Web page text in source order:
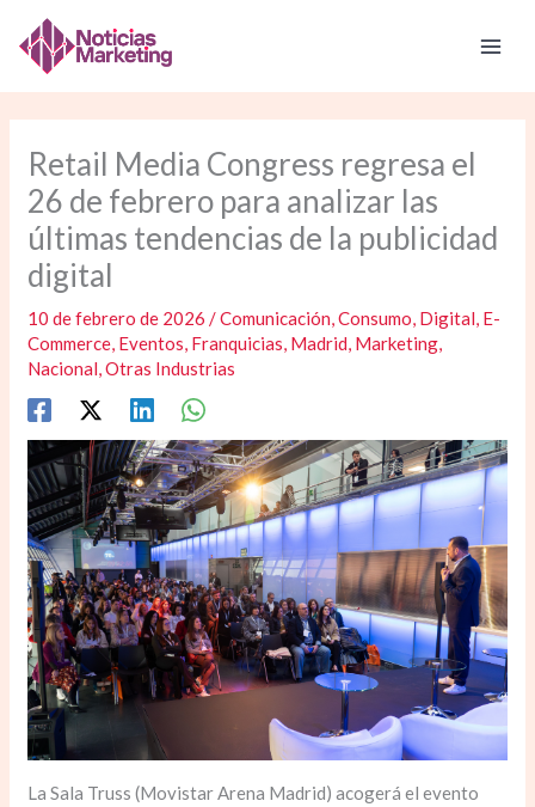
contenido
Retail Media Congress regresa el
26 de febrero para analizar las
últimas tendencias de la publicidad
digital
10 de febrero de 2026/Comunicación,Consumo, Digital, E-
Commerce, Eventos, Franquicias, Madrid, Marketing,
Nacional,Otras Industrias
La Sala Truss (Movistar Arena Madrid) acogerá el evento